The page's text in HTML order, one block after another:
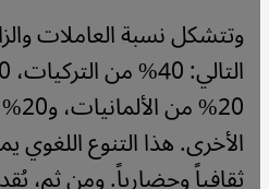
وتتشكل نسبة العاملات
الأخرى. هذا التنوع اللغوي